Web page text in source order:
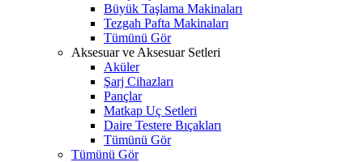
Büyük Taşlama Makinaları
Tezgah Pafta Makinaları
Tümünü Gör
Aksesuar ve Aksesuar Setleri
Aküler
Şarj Cihazları
Pançlar
Matkap Uç Setleri
Daire Testere Bıçakları
Tümünü Gör
Tümünü Gör